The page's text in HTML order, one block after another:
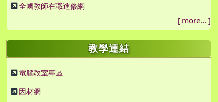
全國教師在職進修網
[ more... ]
教學連結
電腦教室專區
因材網